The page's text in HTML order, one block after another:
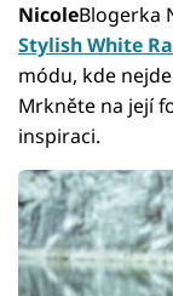
NicoleBlogerka
Stylish White
módu, kde
Mrkněte na její
inspiraci.